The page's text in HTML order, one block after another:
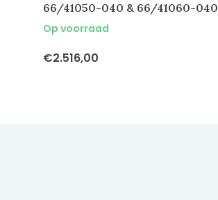
66/41050-040 & 66/41060-040
Op voorraad
€2.516,00